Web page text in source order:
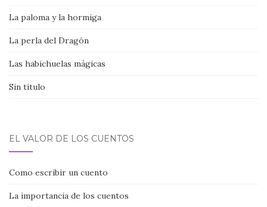
La paloma y la hormiga
La perla del Dragón
Las habichuelas mágicas
Sin título
EL VALOR DE LOS CUENTOS
Como escribir un cuento
La importancia de los cuentos